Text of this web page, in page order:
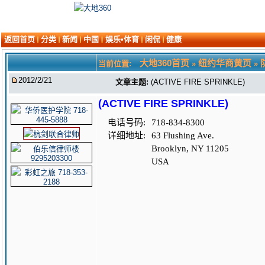
返回首页 分类 新闻 中国 娱乐•体育 闲侃 健康
当前位置: 大地360首页»纽约华商黄页»
2012/2/21 文章主题: (ACTIVE FIRE SPRINKLE)
(ACTIVE FIRE SPRINKLE)
电话号码:
详细地址:
718-834-8300
63 Flushing Ave.
Brooklyn, NY 11205
USA